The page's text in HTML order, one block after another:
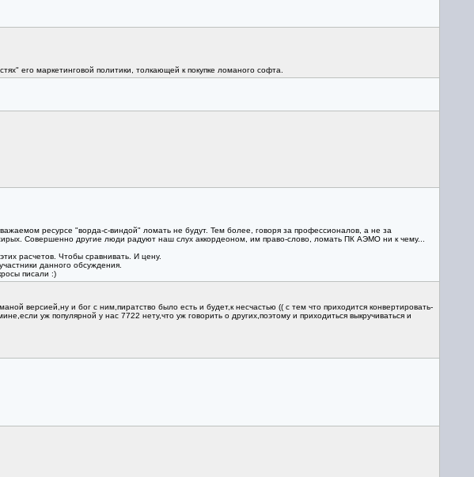
его маркетинговой политики, толкающей к покупке ломаного софта.
ресурсе "ворда-с-виндой" ломать не будут. Тем более, говоря за профессионалов, а не за
Совершенно другие люди радуют наш слух аккордеоном, им право-слово, ломать ПК АЭМО ни к чему...
расчетов. Чтобы сравнивать. И цену.
данного обсуждения.
писали :)
версией,ну и бог с ним,пиратство было есть и будет,к несчастью (( с тем что приходится конвертировать-
уж популярной у нас 7722 нету,что уж говорить о других,поэтому и приходиться выкручиваться и